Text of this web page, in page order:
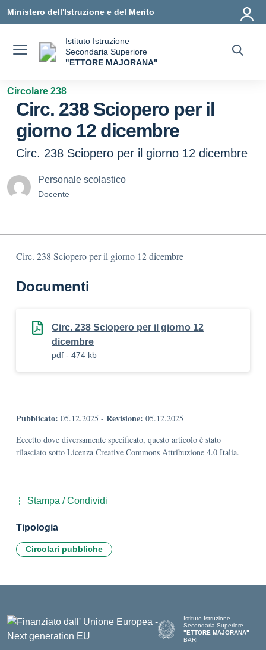
Ministero dell'Istruzione e del Merito
Istituto Istruzione
Secondaria Superiore
"ETTORE MAJORANA"
Circolare 238
Circ. 238 Sciopero per il
giorno 12 dicembre
Circ. 238 Sciopero per il giorno 12 dicembre
Personale scolastico
Docente
Circ. 238 Sciopero per il giorno 12 dicembre
Documenti
Circ. 238 Sciopero per il giorno 12
dicembre
pdf - 474 kb
Pubblicato: 05.12.2025 - Revisione: 05.12.2025
Eccetto dove diversamente specificato, questo articolo è stato
rilasciato sotto Licenza Creative Commons Attribuzione 4.0 Italia.
Stampa / Condividi
Tipologia
Circolari pubbliche
Istituto Istruzione
Secondaria Superiore
"ETTORE MAJORANA"
BARI